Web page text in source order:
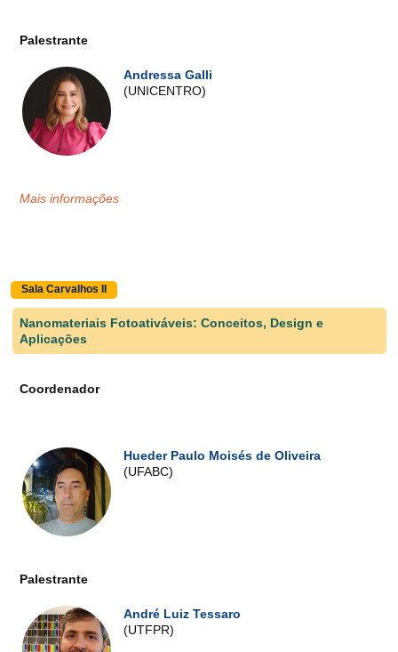
Palestrante
Andressa Galli
(UNICENTRO)
Mais informações
Sala Carvalhos II
Nanomateriais Fotoativáveis: Conceitos, Design e
Aplicações
Coordenador
Hueder Paulo Moisés de Oliveira
(UFABC)
Palestrante
André Luiz Tessaro
(UTFPR)